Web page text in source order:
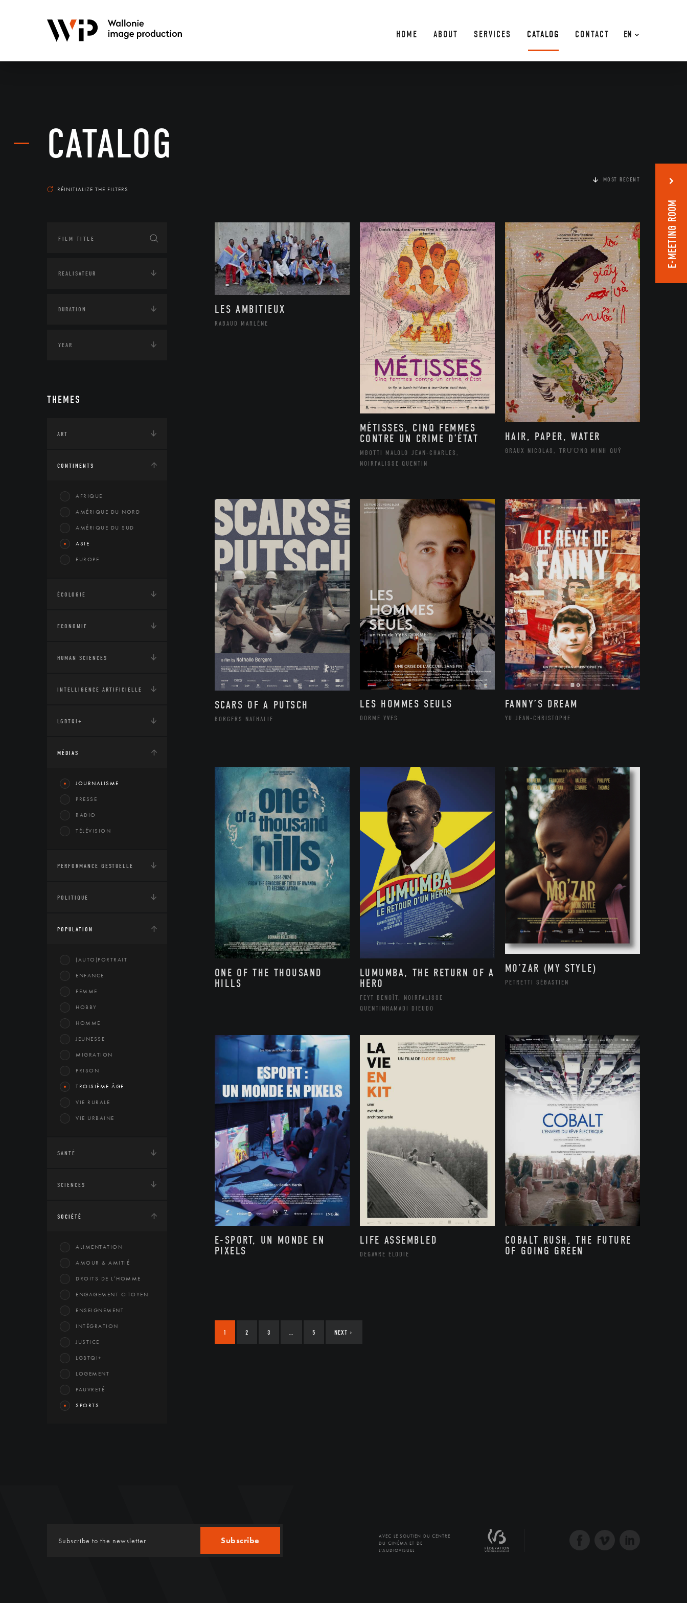
EN
HOME ABOUT SERVICES CATALOG CONTACT
CATALOG
RÉINITIALIZE THE FILTERS
THEMES
ART
CONTINENTS
AFRIQUE
AMÉRIQUE DU NORD
AMÉRIQUE DU SUD
ASIE
EUROPE
ÉCOLOGIE
ECONOMIE
HUMAN SCIENCES
INTELLIGENCE ARTIFICIELLE
LGBTQI+
MÉDIAS
JOURNALISME
PRESSE
RADIO
TÉLÉVISION
PERFORMANCE GESTUELLE
POLITIQUE
POPULATION
(AUTO)PORTRAIT
ENFANCE
FEMME
HOBBY
HOMME
JEUNESSE
MIGRATION
PRISON
TROISIÈME ÂGE
VIE RURALE
VIE URBAINE
SANTÉ
SCIENCES
SOCIÉTÉ
ALIMENTATION
AMOUR & AMITIÉ
DROITS DE L’HOMME
ENGAGEMENT CITOYEN
ENSEIGNEMENT
INTÉGRATION
JUSTICE
LGBTQI+
LOGEMENT
PAUVRETÉ
SPORTS
MOST RECENT
LES AMBITIEUX
RABAUD MARLÈNE
MÉTISSES, CINQ FEMMES
CONTRE UN CRIME D’ÉTAT
MBOTTI MALOLO JEAN-CHARLES,
NOIRFALISSE QUENTIN
HAIR, PAPER, WATER
GRAUX NICOLAS, TRƯƠNG MINH QUÝ
SCARS OF A PUTSCH
BORGERS NATHALIE
LES HOMMES SEULS
DORME YVES
FANNY’S DREAM
YU JEAN-CHRISTOPHE
ONE OF THE THOUSAND
HILLS
LUMUMBA, THE RETURN OF A
HERO
FEYT BENOÎT, NOIRFALISSE
QUENTINHAMADI DIEUDO
MO’ZAR (MY STYLE)
PETRETTI SÉBASTIEN
E-SPORT, UN MONDE EN
PIXELS
LIFE ASSEMBLED
DEGAVRE ÉLODIE
COBALT RUSH, THE FUTURE
OF GOING GREEN
1 2 3 … 5 NEXT ›
Subscribe
AVEC LE SOUTIEN DU CENTRE
DU CINÉMA ET DE
L'AUDIOVISUEL
E-MEETING ROOM